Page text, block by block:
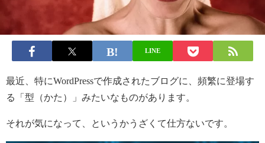
LINE
最近、特にWordPressで作成されたブログに、頻繁に登場す
る「型（かた）」みたいなものがあります。
それが気になって、というかうざくて仕方ないです。